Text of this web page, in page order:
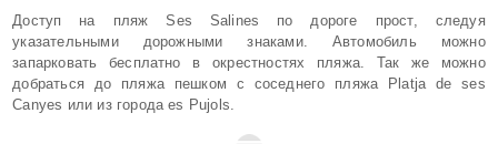
Доступ на пляж Ses Salines по дороге прост, следуя
указательными дорожными знаками. Автомобиль можно
запарковать бесплатно в окрестностях пляжа. Так же можно
добраться до пляжа пешком с соседнего пляжа Platja de ses
Canyes или из города es Pujols.